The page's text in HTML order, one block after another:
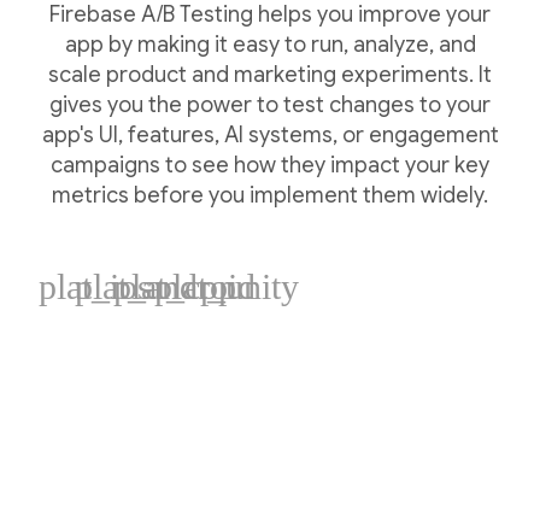
Firebase A/B Testing helps you improve your
app by making it easy to run, analyze, and
scale product and marketing experiments. It
gives you the power to test changes to your
app's UI, features, AI systems, or engagement
campaigns to see how they impact your key
metrics before you implement them widely.
plat_ios
plat_android
plat_cpp
plat_unity